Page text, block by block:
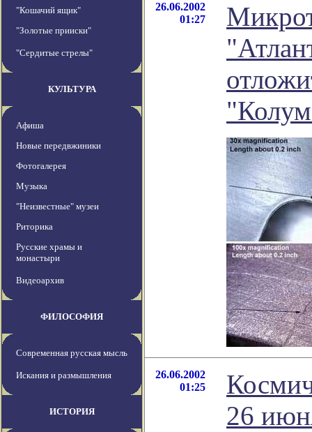
"Кошачий ящик"
"Золотые прииски"
"Сердитые стрелы"
КУЛЬТУРА
Афиша
Новые передвжиники
Фотогалерея
Музыка
"Неизвестные" музеи
Риторика
Русские храмы и
монастыри
Видеоархив
ФИЛОСОФИЯ
Современная русская мысль
Искания и размышления
ИСТОРИЯ
26.06.2002
01:27
26.06.2002
01:25
26